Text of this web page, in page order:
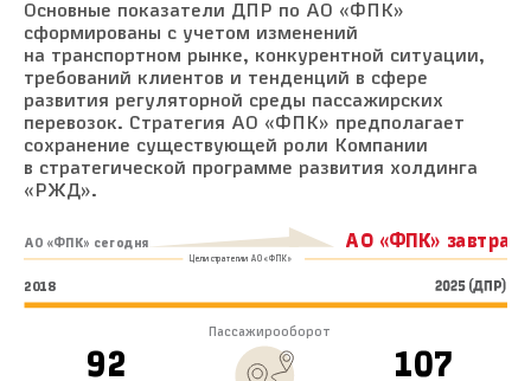
Основные показатели ДПР по АО «ФПК»
сформированы с учетом изменений
на транспортном рынке, конкурентной ситуации,
требований клиентов и тенденций в сфере
развития регуляторной среды пассажирских
перевозок. Стратегия АО «ФПК» предполагает
сохранение существующей роли Компании
в стратегической программе развития холдинга
«РЖД».
АО «ФПК» сегодня АО «ФПК» завтра
Цели стратегии АО «ФПК»
Пассажирооборот
2018
92 107